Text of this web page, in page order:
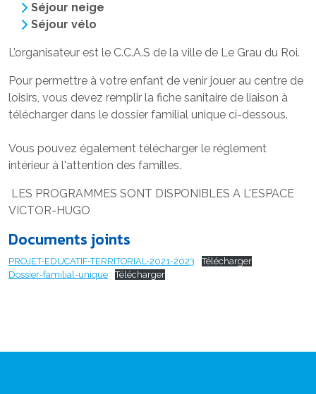
Séjour neige
Séjour vélo
L’organisateur est le C.C.A.S de la ville de Le Grau du Roi.
Pour permettre à votre enfant de venir jouer au centre de
loisirs, vous devez remplir la fiche sanitaire de liaison à
télécharger dans le dossier familial unique ci-dessous.
Vous pouvez également télécharger le réglement
intérieur à l'attention des familles.
LES PROGRAMMES SONT DISPONIBLES A L'ESPACE
VICTOR-HUGO
Documents joints
PROJET-EDUCATIF-TERRITORIAL-2021-2023
Télécharger
Dossier-familial-unique
Télécharger